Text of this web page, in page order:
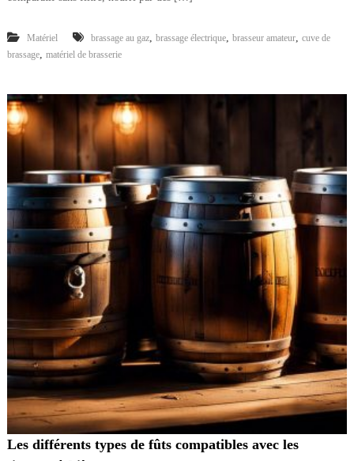
Matériel brassage au gaz, brassage électrique, brasseur amateur, cuve de
brassage, matériel de brasserie
Les différents types de fûts compatibles avec les